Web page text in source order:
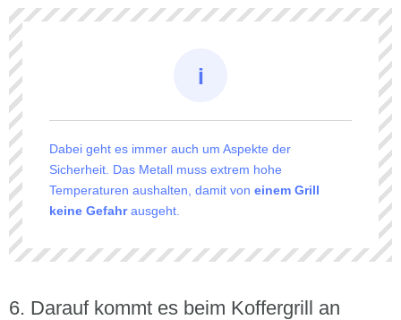
Dabei geht es immer auch um Aspekte der
Sicherheit. Das Metall muss extrem hohe
Temperaturen aushalten, damit von einem Grill
keine Gefahrausgeht.
Darauf kommt es beim Koffergrill an